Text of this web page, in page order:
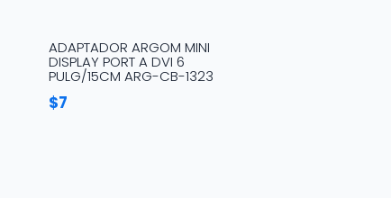
ADAPTADOR ARGOM MINI
DISPLAY PORT A DVI 6
PULG/15CM ARG-CB-1323
$7